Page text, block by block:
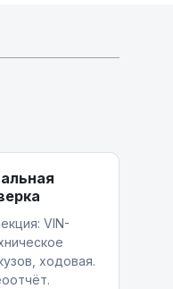
VIN-
ходовая.